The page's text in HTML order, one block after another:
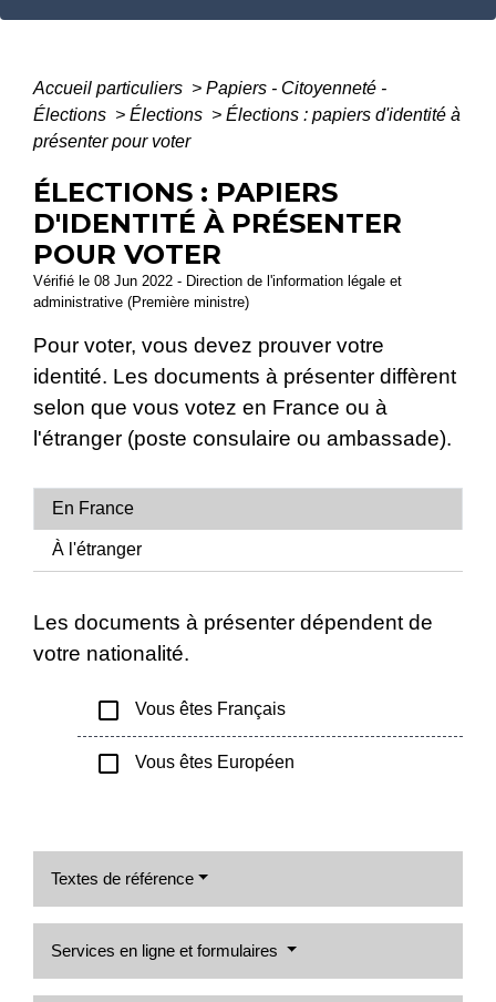
Accueil particuliers > Papiers - Citoyenneté -
Élections > Élections > Élections : papiers d'identité à
présenter pour voter
ÉLECTIONS : PAPIERS
D'IDENTITÉ À PRÉSENTER
POUR VOTER
Vérifié le 08 Jun 2022 - Direction de l'information légale et
administrative (Première ministre)
Pour voter, vous devez prouver votre
identité. Les documents à présenter diffèrent
selon que vous votez en France ou à
l'étranger (poste consulaire ou ambassade).
En France
À l'étranger
Les documents à présenter dépendent de
votre nationalité.
check_box_outline_blank Vous êtes Français
check_box_outline_blank Vous êtes Européen
Textes de référence
Services en ligne et formulaires